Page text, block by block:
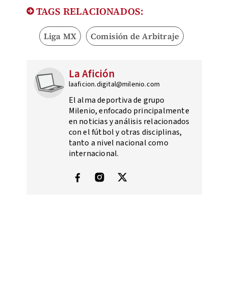
TAGS RELACIONADOS:
Liga MX Comisión de Arbitraje
La Afición
laaficion.digital@milenio.com
El alma deportiva de grupo
Milenio, enfocado principalmente
en noticias y análisis relacionados
con el fútbol y otras disciplinas,
tanto a nivel nacional como
internacional.